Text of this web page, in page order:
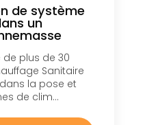
de système
un
de plus de 30
Sanitaire
la pose et
de clim...